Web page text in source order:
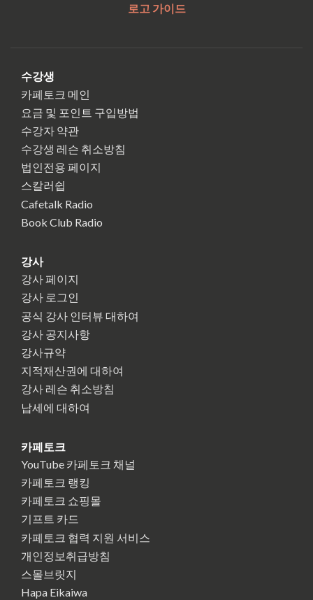
로고 가이드
수강생
카페토크 메인
요금 및 포인트 구입방법
수강자 약관
수강생 레슨 취소방침
법인전용 페이지
스칼러쉽
Cafetalk Radio
Book Club Radio
강사
강사 페이지
강사 로그인
공식 강사 인터뷰 대하여
강사 공지사항
강사규약
지적재산권에 대하여
강사 레슨 취소방침
납세에 대하여
카페토크
YouTube 카페토크 채널
카페토크 랭킹
카페토크 쇼핑몰
기프트 카드
카페토크 협력 지원 서비스
개인정보취급방침
스몰브릿지
Hapa Eikaiwa